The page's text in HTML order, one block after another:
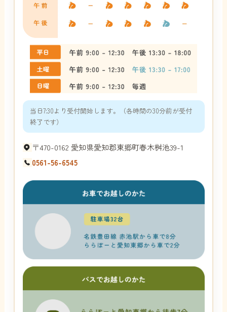
当日7:30より受付開始します。（各時間の30分前が受付
終了です）
〒470-0162 愛知県愛知郡東郷町春木桝池39-1
0561-56-6545